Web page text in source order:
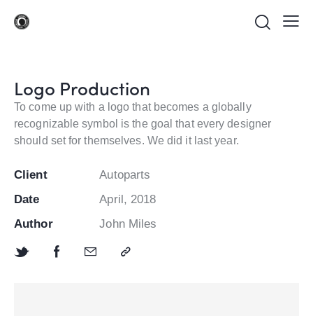
Logo Production
To come up with a logo that becomes a globally
recognizable symbol is the goal that every designer
should set for themselves. We did it last year.
Client
Autoparts
Date
April, 2018
Author
John Miles